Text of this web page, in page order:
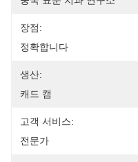
장점:
정확합니다
생산:
캐드 캠
고객 서비스:
전문가